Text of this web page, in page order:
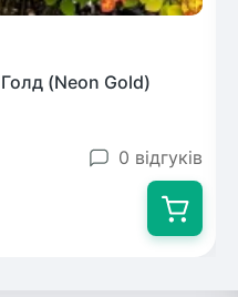
(Neon Gold)
0 відгуків